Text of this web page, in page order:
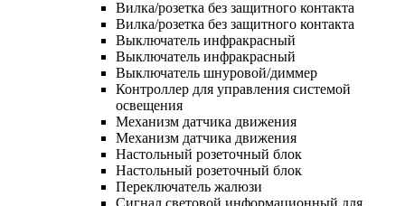
Вилка/розетка без защитного контакта
Вилка/розетка без защитного контакта
Выключатель инфракрасный
Выключатель инфракрасный
Выключатель шнуровой/диммер
Контроллер для управления системой
освещения
Механизм датчика движения
Механизм датчика движения
Настольный розеточный блок
Настольный розеточный блок
Переключатель жалюзи
Сигнал световой информационный для